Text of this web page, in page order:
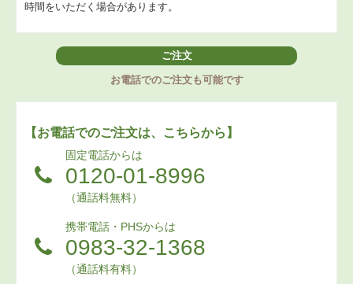
時間をいただく場合があります。
ご注文
お電話でのご注文も可能です
【お電話でのご注文は、こちらから】
固定電話からは
0120-01-8996
（通話料無料）
携帯電話・PHSからは
0983-32-1368
（通話料有料）